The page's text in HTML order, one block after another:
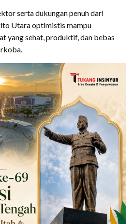
serta dukungan penuh dari
Utara optimistis mampu
yang sehat, produktif, dan bebas